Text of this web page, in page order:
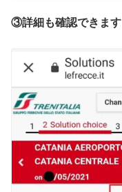
③詳細も確認できます